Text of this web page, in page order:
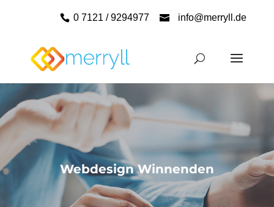
0 7121 / 9294977 info@merryll.de
Webdesign Winnenden